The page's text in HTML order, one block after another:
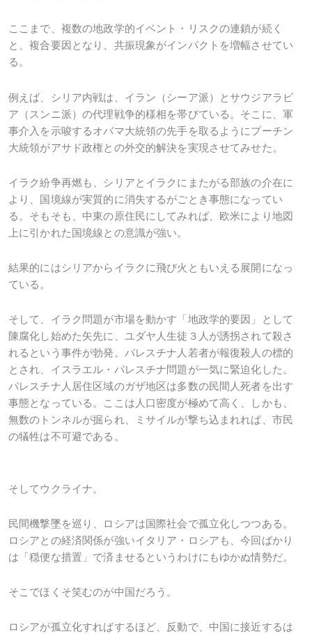
ここまで、複数の地政学的イベント・リスクの連鎖が続く
と、複合要因となり、共振現象がインパクトを増幅させてい
る。
例えば、シリア内戦は、イラン（シーア派）とサウジアラビ
ア（スンニ派）の代理戦争的様相を帯びている。そこに、軍
事介入を示唆するオバマ大統領の先手を取るようにプーチン
大統領がアサド政権との外交的解決を実現させてみせた。
イラク紛争再燃も、シリアとイラクにまたがる部族の介在に
より、国境線が実質的に消失するがごとき事態になってい
る。そもそも、中東の原住民にしてみれば、欧米により地図
上に引かれた国境線との意識が強い。
結果的にはシリアからイラクに飛び火ともいえる展開になっ
ている。
そして、イラク問題が市場を動かす「地政学的要因」として
陳腐化し始めた矢先に、ユダヤ人生徒３人が誘拐されて殺さ
れるという事件が勃発。パレスチナ人若者が報復殺人の標的
とされ、イスラエル・パレスチナ問題が一気に緊迫化した。
パレスチナ人居住区域のガザ地区は多数の民間人死者を出す
事態となっている。ここは人口密度が極めて高く、しかも、
無数のトンネルが掘られ、ミサイルが撃ち込まれれば、市民
の犠牲は不可避である。
そしてウクライナ。
民間機撃墜を巡り、ロシアは国際社会で孤立化しつつある。
ロシアとの経済関係が強いイタリア・ロシアも、今回ばかり
は「穏便な措置」で済ませるというわけにもゆかぬ情勢だ。
そこでほくそ笑むのが中国だろう。
ロシアが孤立化すればするほど、反動で、中国に接近するは